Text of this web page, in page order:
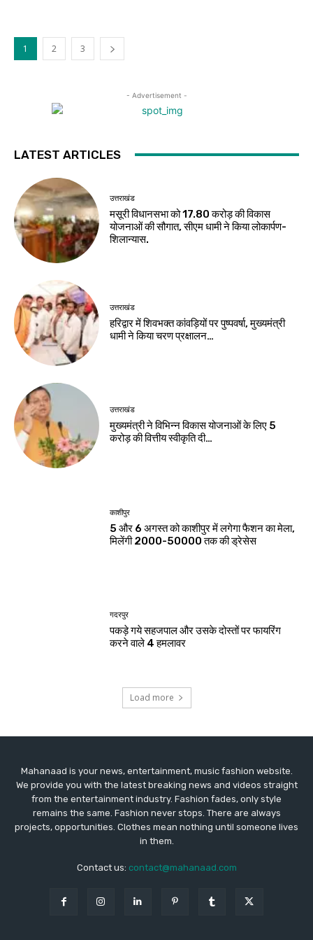
1 2 3
- Advertisement -
LATEST ARTICLES
उत्तराखंड
मसूरी विधानसभा को 17.80 करोड़ की विकास
योजनाओं की सौगात, सीएम धामी ने किया लोकार्पण-
शिलान्यास.
उत्तराखंड
हरिद्वार में शिवभक्त कांवड़ियों पर पुष्पवर्षा, मुख्यमंत्री
धामी ने किया चरण प्रक्षालन…
उत्तराखंड
मुख्यमंत्री ने विभिन्न विकास योजनाओं के लिए ₹5
करोड़ की वित्तीय स्वीकृति दी…
काशीपुर
5 और 6 अगस्त को काशीपुर में लगेगा फैशन का मेला,
मिलेंगी 2000-50000 तक की ड्रेसेस
गदरपुर
पकड़े गये सहजपाल और उसके दोस्तों पर फायरिंग
करने वाले 4 हमलावर
Load more
Mahanaad is your news, entertainment, music fashion website.
We provide you with the latest breaking news and videos straight
from the entertainment industry. Fashion fades, only style
remains the same. Fashion never stops. There are always
projects, opportunities. Clothes mean nothing until someone lives
in them.
Contact us: contact@mahanaad.com